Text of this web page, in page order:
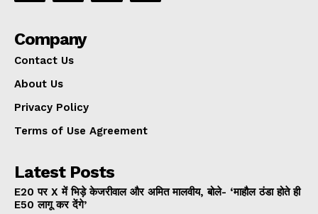
Company
Contact Us
About Us
Privacy Policy
Terms of Use Agreement
Latest Posts
E20 पर X में भिड़े केजरीवाल और अमित मालवीय, बोले- ‘माहौल ठंडा होते ही
E50 लागू कर देंगे’